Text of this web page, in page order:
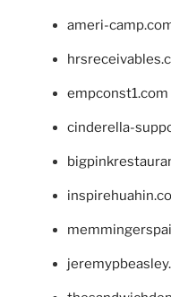
ameri-
empconst1.com
cinderella-